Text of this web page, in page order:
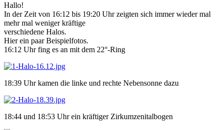
Hallo!
In der Zeit von 16:12 bis 19:20 Uhr zeigten sich immer wieder mal
mehr mal weniger kräftige
verschiedene Halos.
Hier ein paar Beispielfotos.
16:12 Uhr fing es an mit dem 22°-Ring
18:39 Uhr kamen die linke und rechte Nebensonne dazu
18:44 und 18:53 Uhr ein kräftiger Zirkumzenitalbogen